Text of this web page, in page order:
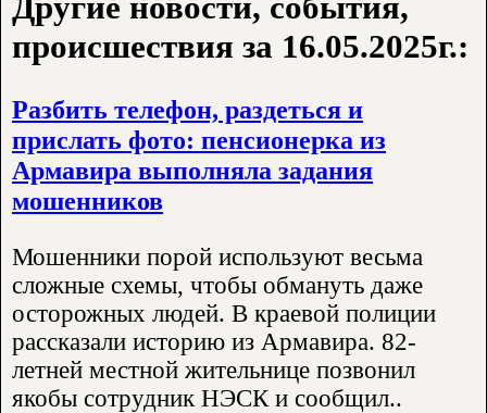
происшествия за 16.05.2025г.:
Разбить телефон, раздеться и
прислать фото: пенсионерка из
Армавира выполняла задания
мошенников
Мошенники порой используют весьма
сложные схемы, чтобы обмануть даже
осторожных людей. В краевой полиции
рассказали историю из Армавира. 82-
летней местной жительнице позвонил
якобы сотрудник НЭСК и сообщил..